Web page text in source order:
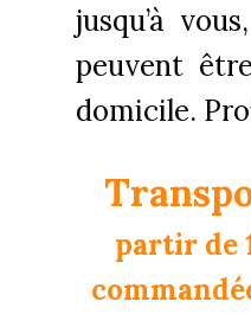
jusqu’à
peuvent
domicile.
partir de